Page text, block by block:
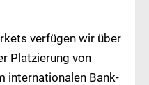
verfügen wir über
Platzierung von
internationalen Bank-